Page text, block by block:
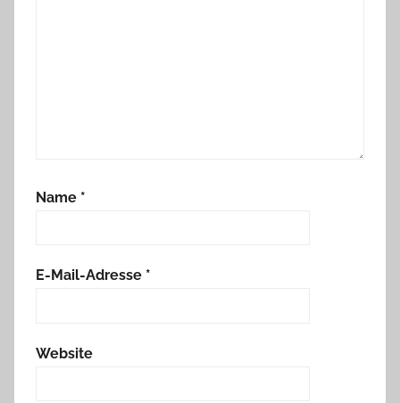
Name *
E-Mail-Adresse *
Website